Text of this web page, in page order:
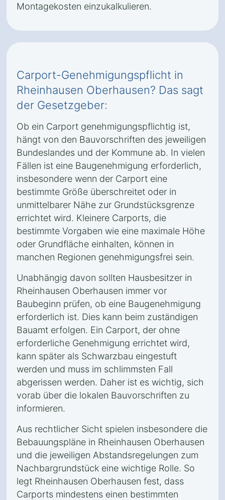
Montagekosten einzukalkulieren.
Carport-Genehmigungspflicht in
Rheinhausen Oberhausen? Das sagt
der Gesetzgeber:
Ob ein Carport genehmigungspflichtig ist,
hängt von den Bauvorschriften des jeweiligen
Bundeslandes und der Kommune ab. In vielen
Fällen ist eine Baugenehmigung erforderlich,
insbesondere wenn der Carport eine
bestimmte Größe überschreitet oder in
unmittelbarer Nähe zur Grundstücksgrenze
errichtet wird. Kleinere Carports, die
bestimmte Vorgaben wie eine maximale Höhe
oder Grundfläche einhalten, können in
manchen Regionen genehmigungsfrei sein.
Unabhängig davon sollten Hausbesitzer in
Rheinhausen Oberhausen immer vor
Baubeginn prüfen, ob eine Baugenehmigung
erforderlich ist. Dies kann beim zuständigen
Bauamt erfolgen. Ein Carport, der ohne
erforderliche Genehmigung errichtet wird,
kann später als Schwarzbau eingestuft
werden und muss im schlimmsten Fall
abgerissen werden. Daher ist es wichtig, sich
vorab über die lokalen Bauvorschriften zu
informieren.
Aus rechtlicher Sicht spielen insbesondere die
Bebauungspläne in Rheinhausen Oberhausen
und die jeweiligen Abstandsregelungen zum
Nachbargrundstück eine wichtige Rolle. So
legt Rheinhausen Oberhausen fest, dass
Carports mindestens einen bestimmten